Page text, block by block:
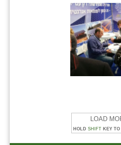
LOAD
HOLD SHIFT KEY